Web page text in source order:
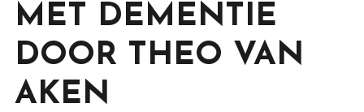
MET DEMENTIE
DOOR THEO VAN
AKEN